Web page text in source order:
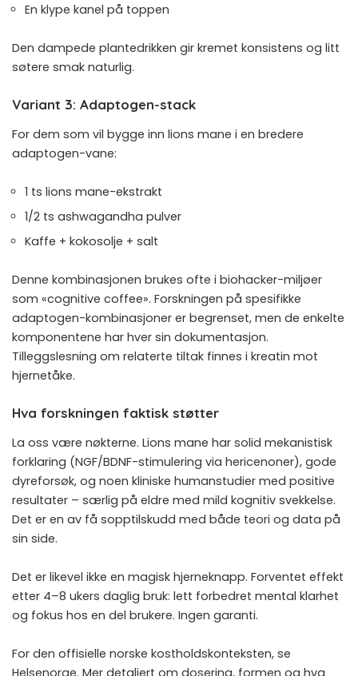
En klype kanel på toppen
Den dampede plantedrikken gir kremet konsistens og litt
søtere smak naturlig.
Variant 3: Adaptogen-stack
For dem som vil bygge inn lions mane i en bredere
adaptogen-vane:
1 ts lions mane-ekstrakt
1/2 ts ashwagandha pulver
Kaffe + kokosolje + salt
Denne kombinasjonen brukes ofte i biohacker-miljøer
som «cognitive coffee». Forskningen på spesifikke
adaptogen-kombinasjoner er begrenset, men de enkelte
komponentene har hver sin dokumentasjon.
Tilleggslesning om relaterte tiltak finnes i kreatin mot
hjernetåke.
Hva forskningen faktisk støtter
La oss være nøkterne. Lions mane har solid mekanistisk
forklaring (NGF/BDNF-stimulering via hericenoner), gode
dyreforsøk, og noen kliniske humanstudier med positive
resultater – særlig på eldre med mild kognitiv svekkelse.
Det er en av få sopptilskudd med både teori og data på
sin side.
Det er likevel ikke en magisk hjerneknapp. Forventet effekt
etter 4–8 ukers daglig bruk: lett forbedret mental klarhet
og fokus hos en del brukere. Ingen garanti.
For den offisielle norske kostholdskonteksten, se